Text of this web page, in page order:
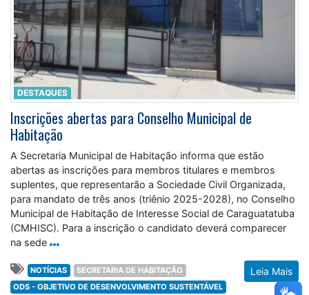
DESTAQUES
Inscrições abertas para Conselho Municipal de
Habitação
A Secretaria Municipal de Habitação informa que estão
abertas as inscrições para membros titulares e membros
suplentes, que representarão a Sociedade Civil Organizada,
para mandato de três anos (triênio 2025-2028), no Conselho
Municipal de Habitação de Interesse Social de Caraguatatuba
(CMHISC). Para a inscrição o candidato deverá comparecer
na sede
Leia Mais
NOTÍCIAS
SECRETARIA DE HABITAÇÃO
ODS - OBJETIVO DE DESENVOLVIMENTO SUSTENTÁVEL